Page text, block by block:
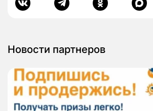
Новости партнеров